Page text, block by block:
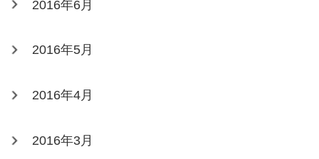
2016年6月
2016年5月
2016年4月
2016年3月